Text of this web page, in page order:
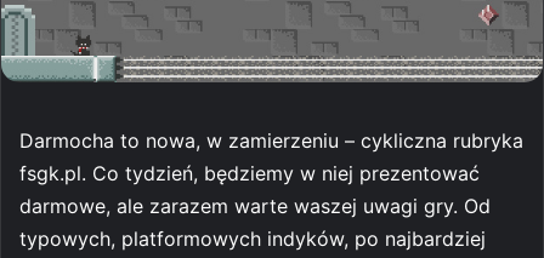
Darmocha to nowa, w zamierzeniu – cykliczna rubryka
fsgk.pl. Co tydzień, będziemy w niej prezentować
darmowe, ale zarazem warte waszej uwagi gry. Od
typowych, platformowych indyków, po najbardziej